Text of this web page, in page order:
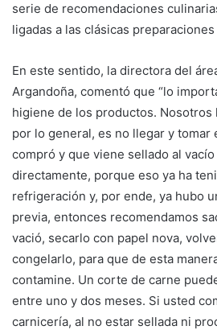
serie de recomendaciones
ligadas a las clásicas
En este sentido, la directora del
Argandoña, comentó que “lo
higiene de los productos. Nosotros
por lo general, es no llegar y tomar
compró y que viene sellado al
directamente, porque eso ya ha
refrigeración y, por ende, ya hubo
previa, entonces recomendamos
vació, secarlo con papel nova,
congelarlo, para que de esta
contamine. Un corte de carne
entre uno y dos meses. Si usted
carnicería, al no estar sellada ni